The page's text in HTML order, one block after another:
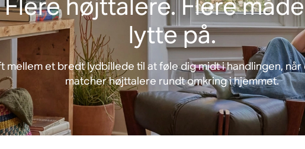
Flere højttalere. Flere
lytte på.
mellem et bredt lydbillede til at føle dig midt i handlingen, når
matcher højttalere rundt omkring i hjemmet.